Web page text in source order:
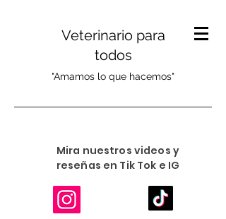
Veterinario para
todos
"Amamos lo que hacemos"
Mira nuestros videos y
reseñas en Tik Tok e IG